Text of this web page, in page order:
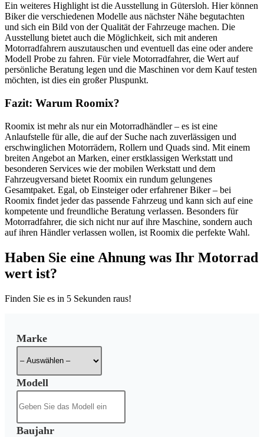
Ein weiteres Highlight ist die Ausstellung in Gütersloh. Hier können
Biker die verschiedenen Modelle aus nächster Nähe begutachten
und sich ein Bild von der Qualität der Fahrzeuge machen. Die
Ausstellung bietet auch die Möglichkeit, sich mit anderen
Motorradfahrern auszutauschen und eventuell das eine oder andere
Modell Probe zu fahren. Für viele Motorradfahrer, die Wert auf
persönliche Beratung legen und die Maschinen vor dem Kauf testen
möchten, ist dies ein großer Pluspunkt.
Fazit: Warum Roomix?
Roomix ist mehr als nur ein Motorradhändler – es ist eine
Anlaufstelle für alle, die auf der Suche nach zuverlässigen und
erschwinglichen Motorrädern, Rollern und Quads sind. Mit einem
breiten Angebot an Marken, einer erstklassigen Werkstatt und
besonderen Services wie der mobilen Werkstatt und dem
Fahrzeugversand bietet Roomix ein rundum gelungenes
Gesamtpaket. Egal, ob Einsteiger oder erfahrener Biker – bei
Roomix findet jeder das passende Fahrzeug und kann sich auf eine
kompetente und freundliche Beratung verlassen. Besonders für
Motorradfahrer, die sich nicht nur auf ihre Maschine, sondern auch
auf ihren Händler verlassen wollen, ist Roomix die perfekte Wahl.
Haben Sie eine Ahnung was Ihr Motorrad
wert ist?
Finden Sie es in 5 Sekunden raus!
Marke
Modell
Baujahr